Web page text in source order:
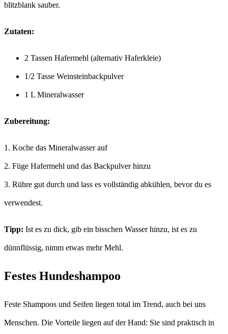
blitzblank sauber.
Zutaten:
2 Tassen Hafermehl (alternativ Haferkleie)
1/2 Tasse Weinsteinbackpulver
1 L Mineralwasser
Zubereitung:
1. Koche das Mineralwasser auf
2. Füge Hafermehl und das Backpulver hinzu
3. Rühre gut durch und lass es vollständig abkühlen, bevor du es
verwendest.
Tipp: Ist es zu dick, gib ein bisschen Wasser hinzu, ist es zu
dünnflüssig, nimm etwas mehr Mehl.
Festes Hundeshampoo
Feste Shampoos und Seifen liegen total im Trend, auch bei uns
Menschen. Die Vorteile liegen auf der Hand: Sie sind praktisch in